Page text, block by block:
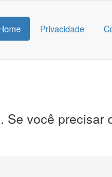
Privacidade
você